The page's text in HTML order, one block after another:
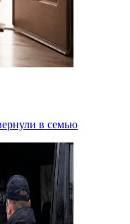
в семью